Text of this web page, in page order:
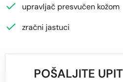
upravljač presvučen kožom
zračni jastuci
POŠALJITE